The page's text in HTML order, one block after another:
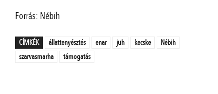
Forrás: Nébih
CÍMKÉK állattenyésztés enar juh kecske
Nébih
szarvasmarha
támogatás